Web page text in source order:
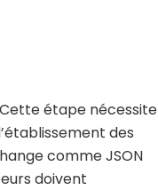
étape nécessite
des
comme JSON
doivent